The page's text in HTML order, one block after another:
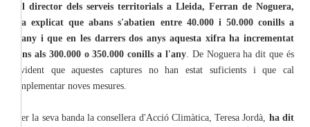
El director dels serveis territorials a Lleida, Ferran de Noguera,
ha explicat que abans s'abatien entre 40.000 i 50.000 conills a
l'any i que en les darrers dos anys aquesta xifra ha incrementat
fins als 300.000 o 350.000 conills a l'any. De Noguera ha dit que és
evident que aquestes captures no han estat suficients i que cal
implementar noves mesures.
Per la seva banda la consellera d'Acció Climàtica, Teresa Jordà, ha dit